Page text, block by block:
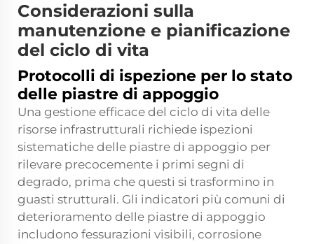
Considerazioni sulla
manutenzione e pianificazione
del ciclo di vita
Protocolli di ispezione per lo stato
delle piastre di appoggio
Una gestione efficace del ciclo di vita delle
risorse infrastrutturali richiede ispezioni
sistematiche delle piastre di appoggio per
rilevare precocemente i primi segni di
degrado, prima che questi si trasformino in
guasti strutturali. Gli indicatori più comuni di
deterioramento delle piastre di appoggio
includono fessurazioni visibili, corrosione